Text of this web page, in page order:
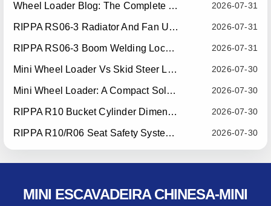
2026-07-31
Wheel Loader Blog: The Complete Guide To Wheel Loaders For Construction, Agriculture, And Material Handling
2026-07-31
RIPPA RS06-3 Radiator And Fan Upgrade — Effective July 10, 2026
2026-07-31
RIPPA RS06-3 Boom Welding Locating Bar Optimization — Effective July 15, 2026
2026-07-30
Mini Wheel Loader Vs Skid Steer Loader: Which Compact Machine Is Better For Your Business?
2026-07-30
Mini Wheel Loader: A Compact Solution For Efficient Material Handling
2026-07-30
RIPPA R10 Bucket Cylinder Dimension Optimization — Effective July 15, 2026
2026-07-30
RIPPA R10/R06 Seat Safety System Upgrade — Effective July 22, 2026
MINI ESCAVADEIRA CHINESA-MINI